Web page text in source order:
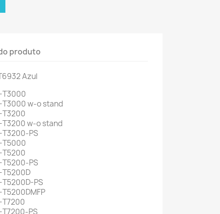
produto
Azul
T3000
T3000 w-o stand
T3200
T3200 w-o stand
T3200-PS
T5000
T5200
T5200-PS
T5200D
T5200D-PS
T7200
T7200-PS